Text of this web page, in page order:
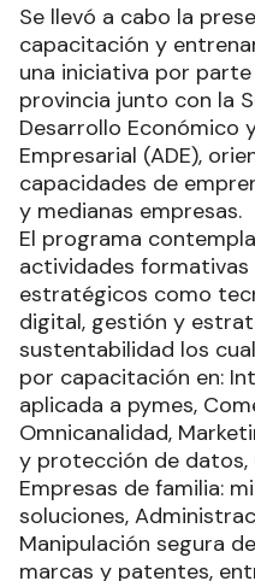
Se llevó a cabo la
capacitación y
una iniciativa por
provincia junto con la
Desarrollo Económico
Empresarial (ADE),
capacidades de
y medianas empresas.
El programa
actividades formativas
estratégicos como
digital, gestión y
sustentabilidad los
por capacitación en:
aplicada a pymes,
Omnicanalidad,
y protección de datos,
Empresas de familia:
soluciones,
Manipulación segura
marcas y patentes,